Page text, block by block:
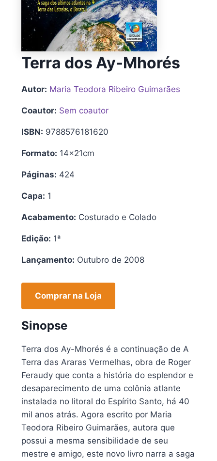
Terra dos Ay-Mhorés
Autor: Maria Teodora Ribeiro Guimarães
Coautor: Sem coautor
ISBN: 9788576181620
Formato: 14x21cm
Páginas: 424
Capa: 1
Acabamento: Costurado e Colado
Edição: 1ª
Lançamento: Outubro de 2008
Comprar na Loja
Sinopse
Terra dos Ay-Mhorés é a continuação de A
Terra das Araras Vermelhas, obra de Roger
Feraudy que conta a história do esplendor e
desaparecimento de uma colônia atlante
instalada no litoral do Espírito Santo, há 40
mil anos atrás. Agora escrito por Maria
Teodora Ribeiro Guimarães, autora que
possui a mesma sensibilidade de seu
mestre e amigo, este novo livro narra a saga